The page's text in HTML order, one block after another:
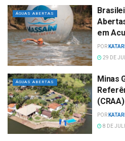
ÁGUAS ABERTAS
em
POR
29 DE
ÁGUAS ABERTAS
Minas
POR
8 DE